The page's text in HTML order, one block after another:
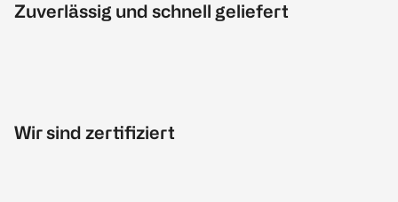
Zuverlässig und schnell geliefert
Wir sind zertifiziert